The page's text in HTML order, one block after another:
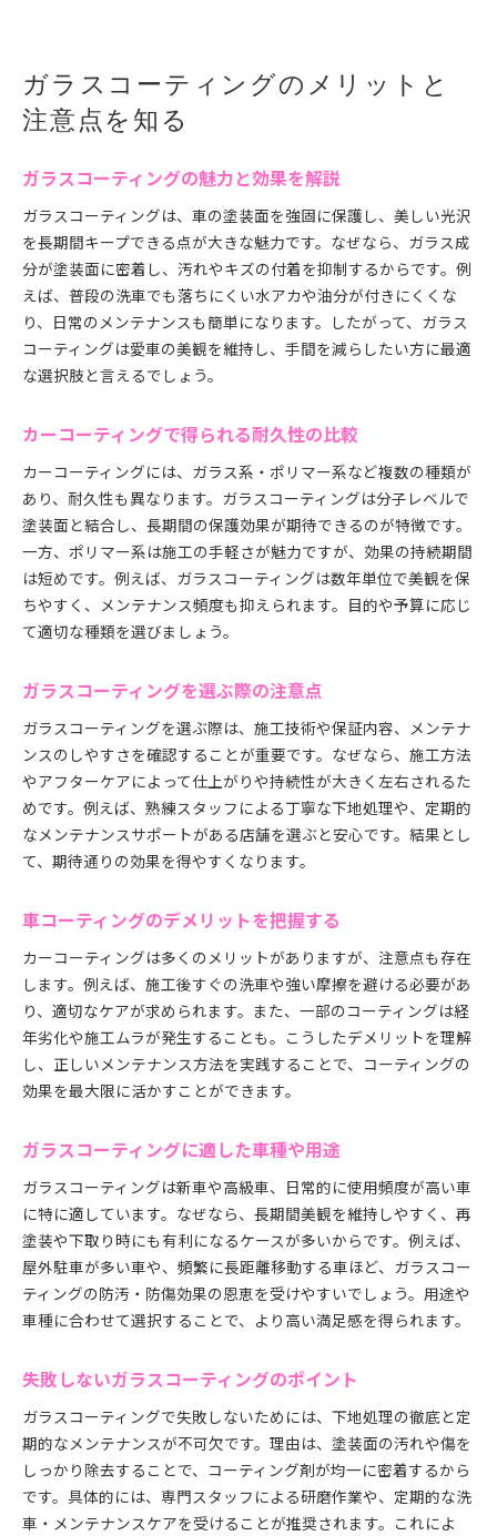
ガラスコーティングのメリットと
注意点を知る
ガラスコーティングの魅力と効果を解説
ガラスコーティングは、車の塗装面を強固に保護し、美しい光沢
を長期間キープできる点が大きな魅力です。なぜなら、ガラス成
分が塗装面に密着し、汚れやキズの付着を抑制するからです。例
えば、普段の洗車でも落ちにくい水アカや油分が付きにくくな
り、日常のメンテナンスも簡単になります。したがって、ガラス
コーティングは愛車の美観を維持し、手間を減らしたい方に最適
な選択肢と言えるでしょう。
カーコーティングで得られる耐久性の比較
カーコーティングには、ガラス系・ポリマー系など複数の種類が
あり、耐久性も異なります。ガラスコーティングは分子レベルで
塗装面と結合し、長期間の保護効果が期待できるのが特徴です。
一方、ポリマー系は施工の手軽さが魅力ですが、効果の持続期間
は短めです。例えば、ガラスコーティングは数年単位で美観を保
ちやすく、メンテナンス頻度も抑えられます。目的や予算に応じ
て適切な種類を選びましょう。
ガラスコーティングを選ぶ際の注意点
ガラスコーティングを選ぶ際は、施工技術や保証内容、メンテナ
ンスのしやすさを確認することが重要です。なぜなら、施工方法
やアフターケアによって仕上がりや持続性が大きく左右されるた
めです。例えば、熟練スタッフによる丁寧な下地処理や、定期的
なメンテナンスサポートがある店舗を選ぶと安心です。結果とし
て、期待通りの効果を得やすくなります。
車コーティングのデメリットを把握する
カーコーティングは多くのメリットがありますが、注意点も存在
します。例えば、施工後すぐの洗車や強い摩擦を避ける必要があ
り、適切なケアが求められます。また、一部のコーティングは経
年劣化や施工ムラが発生することも。こうしたデメリットを理解
し、正しいメンテナンス方法を実践することで、コーティングの
効果を最大限に活かすことができます。
ガラスコーティングに適した車種や用途
ガラスコーティングは新車や高級車、日常的に使用頻度が高い車
に特に適しています。なぜなら、長期間美観を維持しやすく、再
塗装や下取り時にも有利になるケースが多いからです。例えば、
屋外駐車が多い車や、頻繁に長距離移動する車ほど、ガラスコー
ティングの防汚・防傷効果の恩恵を受けやすいでしょう。用途や
車種に合わせて選択することで、より高い満足感を得られます。
失敗しないガラスコーティングのポイント
ガラスコーティングで失敗しないためには、下地処理の徹底と定
期的なメンテナンスが不可欠です。理由は、塗装面の汚れや傷を
しっかり除去することで、コーティング剤が均一に密着するから
です。具体的には、専門スタッフによる研磨作業や、定期的な洗
車・メンテナンスケアを受けることが推奨されます。これによ